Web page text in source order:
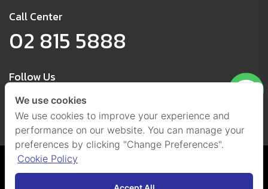
Call Center
02 815 5888
Follow Us
Cookies and Privacy Policy
All Right Reserved.
We use cookies
We use cookies to improve your experience and
performance on our website. You can manage your
preferences by clicking "Change Preferences".
Cookie Policy